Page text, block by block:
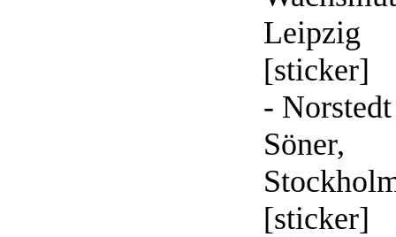
Leipzig
[sticker]
-
Söner,
[sticker]